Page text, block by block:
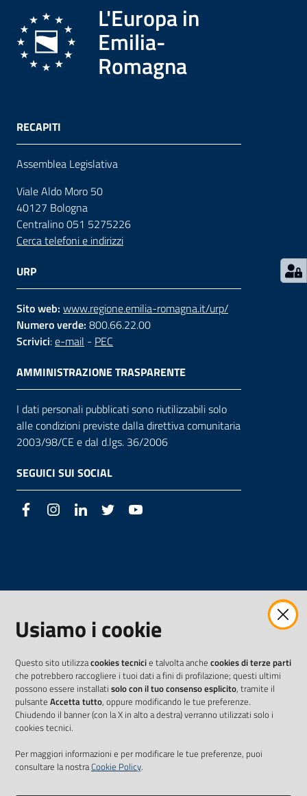
eventi
Partecipazione
Approfondimenti
Contatti
Seguici
su
L'Europa in
Emilia-
Romagna
RECAPITI
Assemblea Legislativa
Viale Aldo Moro 50
40127 Bologna
Centralino 051 5275226
Cerca telefoni e indirizzi
URP
Sito web: www.regione.emilia-romagna.it/urp/
Numero verde: 800.66.22.00
Scrivici:e-mail - PEC
AMMINISTRAZIONE TRASPARENTE
I dati personali pubblicati sono riutilizzabili solo
alle condizioni previste dalla direttiva comunitaria
2003/98/CE e dal d.lgs. 36/2006
SEGUICI SUI SOCIAL
FacebookInstagramLinkedIn Twitter
Usiamo i cookie
Questo sito utilizzacookies tecnicie talvolta anche cookies di terze parti
che potrebbero raccogliere i tuoi dati a fini di profilazione; questi ultimi
possono essere installati solo con il tuo consenso esplicito, tramite il
pulsante Accetta tutto, oppure modificando le tue preferenze.
Chiudendo il banner (con la X in alto a destra) verranno utilizzati solo i
cookies tecnici.
Per maggiori informazioni e per modificare le tue preferenze, puoi
consultare la nostraCookie Policy.